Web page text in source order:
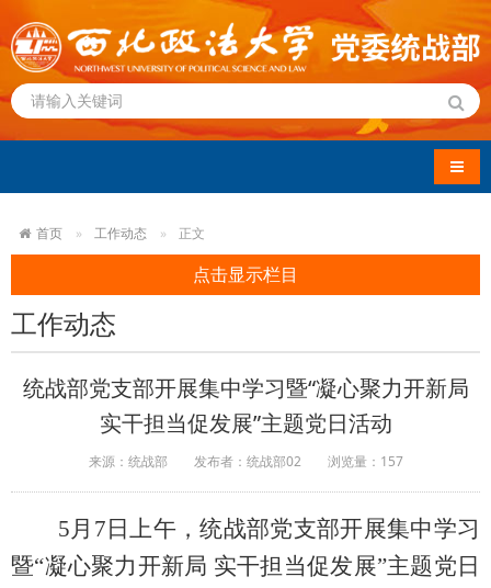
导航
首页 工作动态 正文
点击显示栏目
工作动态
统战部党支部开展集中学习暨“凝心聚力开新局
实干担当促发展”主题党日活动
来源：统战部 发布者：统战部02 浏览量： 157
5月7日上午 ，统战部党支部开展集中学习
暨“凝心聚力开新局 实干担当促发展”主题党日